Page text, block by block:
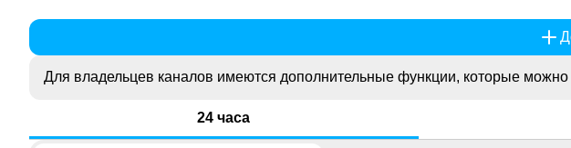
Для владельцев каналов имеются дополнительные функции, которые
24 часа